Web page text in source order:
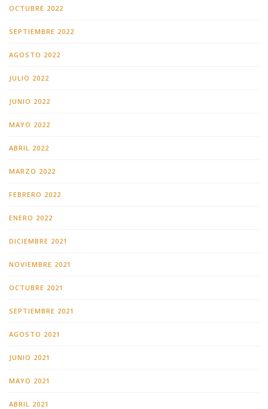
OCTUBRE 2022
SEPTIEMBRE 2022
AGOSTO 2022
JULIO 2022
JUNIO 2022
MAYO 2022
ABRIL 2022
MARZO 2022
FEBRERO 2022
ENERO 2022
DICIEMBRE 2021
NOVIEMBRE 2021
OCTUBRE 2021
SEPTIEMBRE 2021
AGOSTO 2021
JUNIO 2021
MAYO 2021
ABRIL 2021